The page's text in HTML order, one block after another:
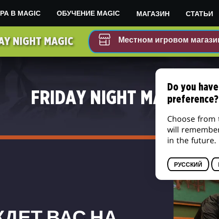
В MAGIC ОБУЧЕНИЕ MAGIC МАГАЗИН СТАТЬИ
NIGHT MAGIC Местном игровом
FRIDAY NIGHT MAGIC
Do you
preference?
Choose
will
in the future.
РУССКИЙ